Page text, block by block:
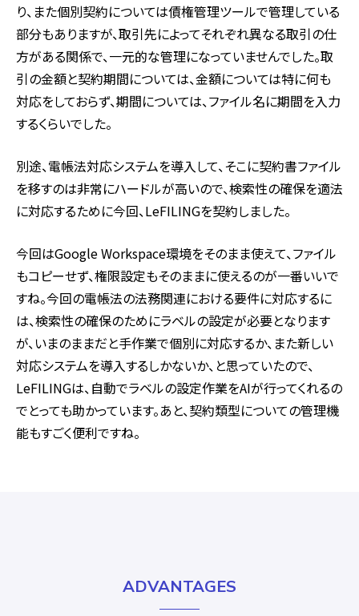
り、また個別契約については債権管理ツールで管理している
部分もありますが、取引先によってそれぞれ異なる取引の仕
方がある関係で、一元的な管理になっていませんでした。取
引の金額と契約期間については、金額については特に何も
対応をしておらず、期間については、ファイル名に期間を入力
するくらいでした。
別途、電帳法対応システムを導入して、そこに契約書ファイル
を移すのは非常にハードルが高いので、検索性の確保を適法
に対応するために今回、LeFILINGを契約しました。
今回はGoogle Workspace環境をそのまま使えて、ファイル
もコピーせず、権限設定もそのままに使えるのが一番いいで
すね。今回の電帳法の法務関連における要件に対応するに
は、検索性の確保のためにラベルの設定が必要となります
が、いまのままだと手作業で個別に対応するか、また新しい
対応システムを導入するしかないか、と思っていたので、
LeFILINGは、自動でラベルの設定作業をAIが行ってくれるの
でとっても助かっています。あと、契約類型についての管理機
能もすごく便利ですね。
ADVANTAGES